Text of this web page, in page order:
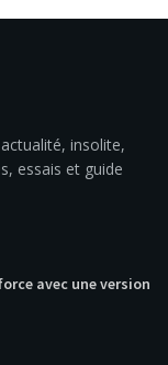
insolite,
essais et guide
avec une version